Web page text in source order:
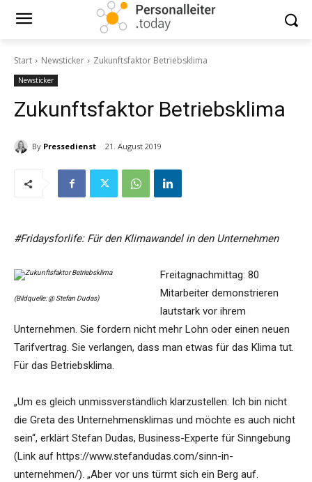
Start Newsticker Zukunftsfaktor Betriebsklima
Newsticker
Zukunftsfaktor Betriebsklima
By Pressedienst 21. August 2019
#Fridaysforlife: Für den Klimawandel in den Unternehmen
(Bildquelle: @ Stefan Dudas)
Freitagnachmittag: 80
Mitarbeiter demonstrieren
lautstark vor ihrem
Unternehmen. Sie fordern nicht mehr Lohn oder einen neuen
Tarifvertrag. Sie verlangen, dass man etwas für das Klima tut.
Für das Betriebsklima.
„Um es gleich unmissverständlich klarzustellen: Ich bin nicht
die Greta des Unternehmensklimas und möchte es auch nicht
sein“, erklärt Stefan Dudas, Business-Experte für Sinngebung
(Link auf https://www.stefandudas.com/sinn-in-
unternehmen/). „Aber vor uns türmt sich ein Berg auf.